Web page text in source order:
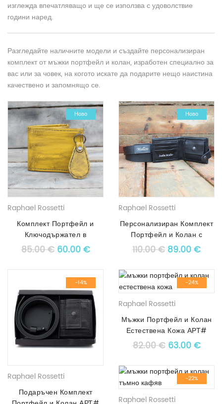
изглежда впечатляващо и ще се използва с удоволствие
години наред.
Разгледайте наличните модели и създайте персонализиран
комплект от мъжки портфейл и колан, изработен специално за
вас или за човек, на когото искате да подарите нещо наистина
качествено и запомнящо се.
-30%
Ново
Raphael Rossetti
Комплект Портфейл и
Ключодържател в
Състарено Жълто
85.00€ Original price was: 85.00 €.
60.00€Текущата цена е: 60.00 €.
-20%
Ново
Raphael Rossetti
Персонализиран Комплект
Портфейл и Колан с
Гравиране АРТ# 5343
110.00€ Original
89.00€
-14%
Raphael Rossetti
Подаръчен Комплект
-24%
Raphael Rossetti
Мъжки Портфейл и Колан
Естествена Кожа АРТ#
8835
82.00€ Original
63.00€
-22%
Raphael Rossetti